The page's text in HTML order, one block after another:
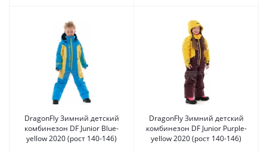
DragonFly Зимний детский
комбинезон DF Junior Blue-
yellow 2020 (рост 140-146)
DragonFly Зимний детский
комбинезон DF Junior Purple-
yellow 2020 (рост 140-146)